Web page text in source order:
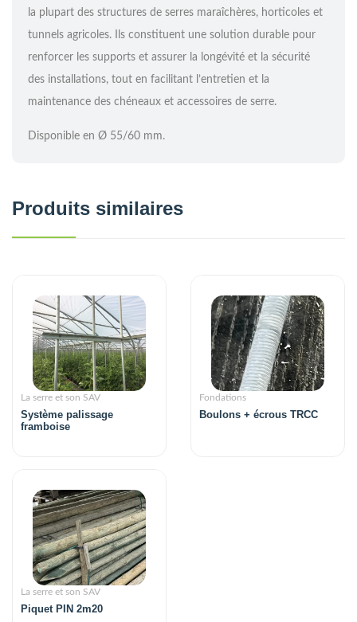
la plupart des structures de serres maraîchères, horticoles et
tunnels agricoles. Ils constituent une solution durable pour
renforcer les supports et assurer la longévité et la sécurité
des installations, tout en facilitant l’entretien et la
maintenance des chéneaux et accessoires de serre.
Disponible en Ø 55/60 mm.
Produits similaires
La serre et son SAV
Système palissage
framboise
Fondations
Boulons + écrous TRCC
La serre et son SAV
Piquet PIN 2m20